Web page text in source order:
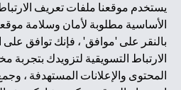
يستخدم موقعنا ملفات تعريف
الأساسية مطلوبة لأمان وسلامة
بالنقر على 'موافق' ، فإنك توافق
الارتباط التسويقية لتزويدك بتجربة
المحتوى والإعلانات المستهدفة ،
سيتي بنك إن. إيه. الإمارات مسجل لدى
الإمارات في دبي، وCN-1002019لفرع
فرع سيتي بنك إن إيه - الإمارات